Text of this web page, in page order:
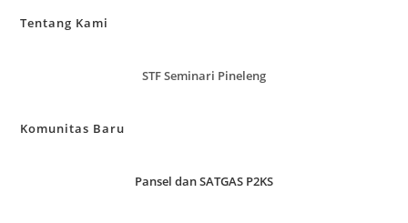
Tentang Kami
STF Seminari Pineleng
Komunitas Baru
Pansel dan SATGAS P2KS